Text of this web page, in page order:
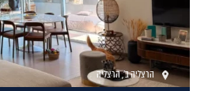
הרצליה ב',הרצליה